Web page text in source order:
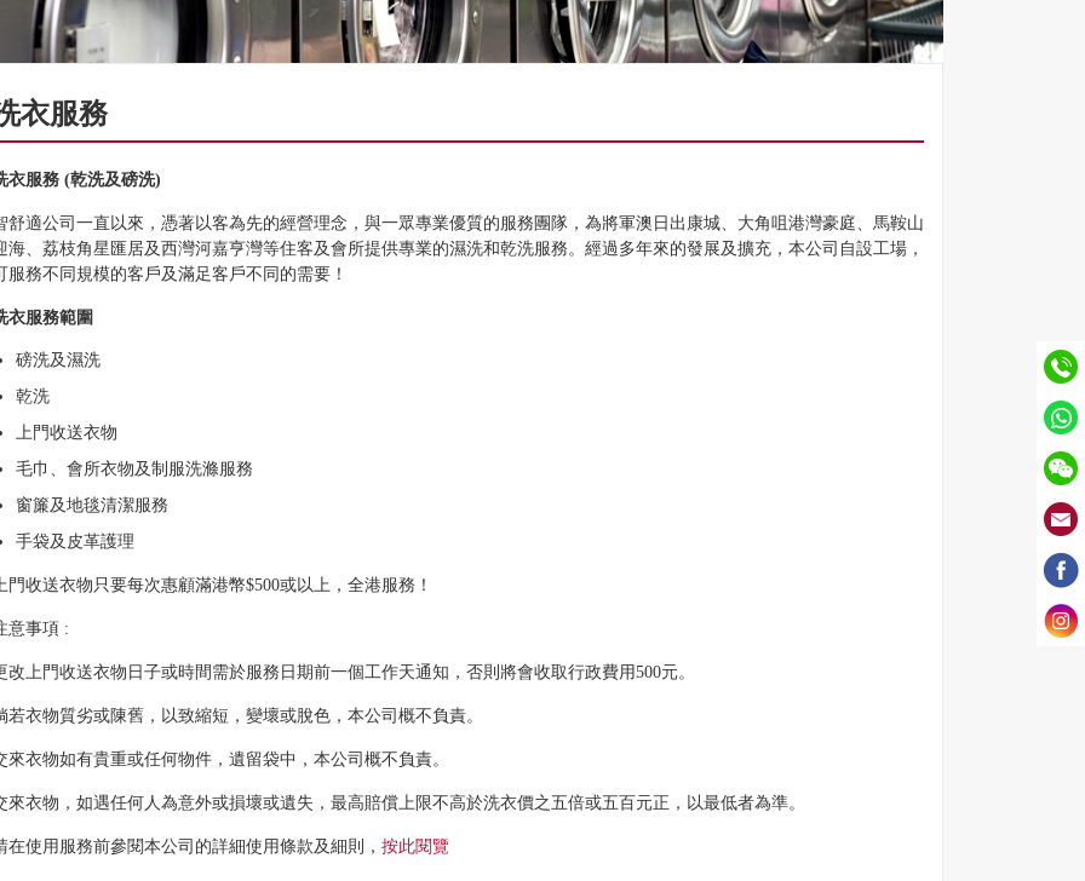
衣服務
衣服務 (乾洗及磅洗)
舒適公司一直以來，憑著以客為先的經營理念，與一眾專業優質的服務團隊，為將軍澳日出康城、大角咀港灣豪庭、馬鞍山
海、荔枝角星匯居及西灣河嘉亨灣等住客及會所提供專業的濕洗和乾洗服務。經過多年來的發展及擴充，本公司自設工場，
服務不同規模的客戶及滿足客戶不同的需要！
衣服務範圍
磅洗及濕洗
乾洗
上門收送衣物
毛巾、會所衣物及制服洗滌服務
窗簾及地毯清潔服務
手袋及皮革護理
門收送衣物只要每次惠顧滿港幣$500或以上，全港服務！
意事項 :
改上門收送衣物日子或時間需於服務日期前一個工作天通知，否則將會收取行政費用500元。
若衣物質劣或陳舊，以致縮短，變壞或脫色，本公司概不負責。
來衣物如有貴重或任何物件，遺留袋中，本公司概不負責。
來衣物，如遇任何人為意外或損壞或遺失，最高賠償上限不高於洗衣價之五倍或五百元正，以最低者為準。
在使用服務前參閱本公司的詳細使用條款及細則， 按此閱覽